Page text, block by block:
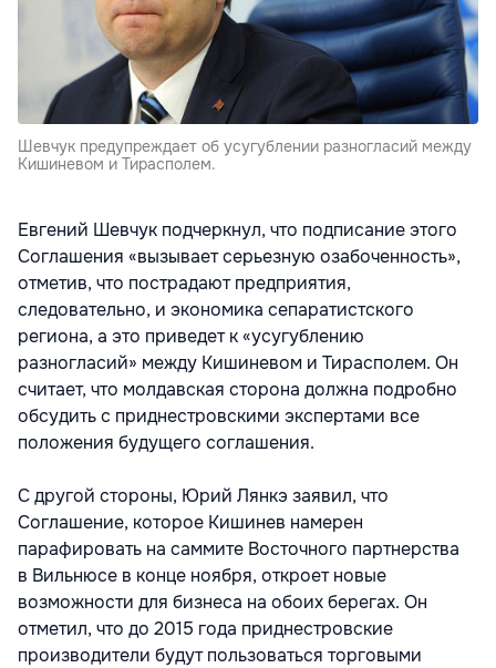
Шевчук предупреждает oб усугублении разногласий между
Кишиневом и Тирасполем.
Евгений Шевчук подчеркнул, что подписание этого
Соглашения «вызывает серьезную озабоченность»,
отметив, что пострадают предприятия,
следовательно, и экономика сепаратистского
региона, а это приведет к «усугублению
разногласий» между Кишиневом и Тирасполем. Он
считает, что молдавская сторона должна подробно
обсудить с приднестровскими экспертами все
положения будущего соглашения.
С другой стороны, Юрий Лянкэ заявил, что
Соглашение, которое Кишинев намерен
парафировать на саммите Восточного партнерства
в Вильнюсе в конце ноября, откроет новые
возможности для бизнеса на обоих берегах. Он
отметил, что до 2015 года приднестровские
производители будут пользоваться торговыми